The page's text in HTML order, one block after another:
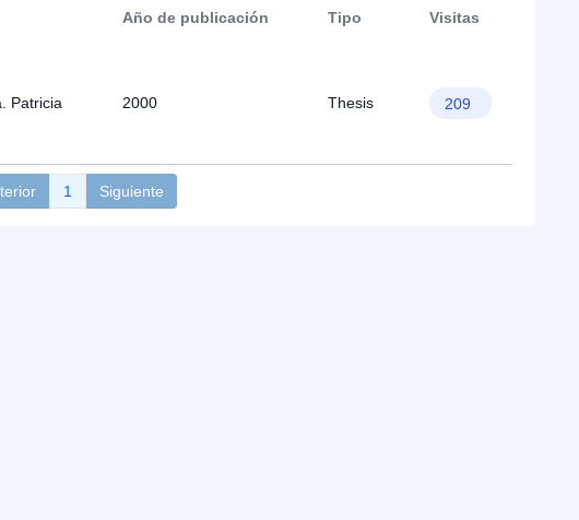
Año de publicación Tipo Visitas
Patricia 2000 Thesis 209
1 Siguiente